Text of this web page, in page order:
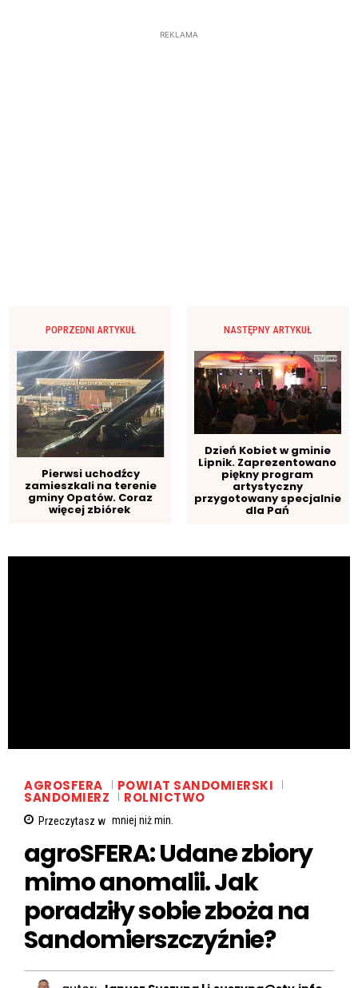
REKLAMA
POPRZEDNI ARTYKUŁ
Pierwsi uchodźcy
zamieszkali na terenie
gminy Opatów. Coraz
więcej zbiórek
NASTĘPNY ARTYKUŁ
Dzień Kobiet w gminie
Lipnik. Zaprezentowano
piękny program
artystyczny
przygotowany specjalnie
dla Pań